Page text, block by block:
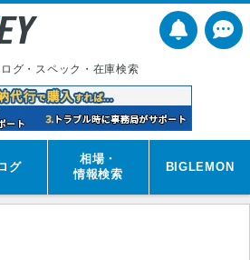
グ・スペック・在庫検索
グ
相場・
情報検索
BIGLEMON